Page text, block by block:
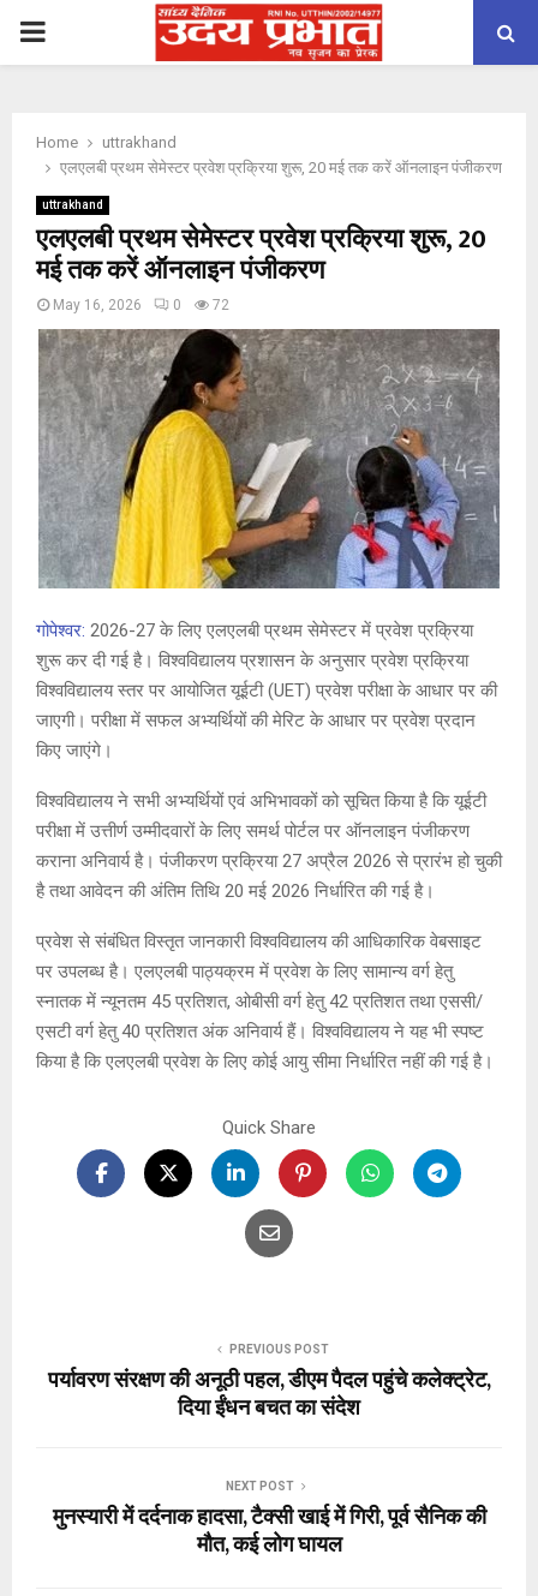
PRIMARY
Home
uttrakhand
एलएलबी प्रथम सेमेस्टर प्रवेश प्रक्रिया शुरू, 20 मई तक करें ऑनलाइन पंजीकरण
uttrakhand
एलएलबी प्रथम सेमेस्टर प्रवेश प्रक्रिया शुरू, 20
मई तक करें ऑनलाइन पंजीकरण
May 16, 2026 0 72
गोपेश्वर: 2026-27 के लिए एलएलबी प्रथम सेमेस्टर में प्रवेश प्रक्रिया
शुरू कर दी गई है। विश्वविद्यालय प्रशासन के अनुसार प्रवेश प्रक्रिया
विश्वविद्यालय स्तर पर आयोजित यूईटी (UET) प्रवेश परीक्षा के आधार पर की
जाएगी। परीक्षा में सफल अभ्यर्थियों की मेरिट के आधार पर प्रवेश प्रदान
किए जाएंगे।
विश्वविद्यालय ने सभी अभ्यर्थियों एवं अभिभावकों को सूचित किया है कि यूईटी
परीक्षा में उत्तीर्ण उम्मीदवारों के लिए समर्थ पोर्टल पर ऑनलाइन पंजीकरण
कराना अनिवार्य है। पंजीकरण प्रक्रिया 27 अप्रैल 2026 से प्रारंभ हो चुकी
है तथा आवेदन की अंतिम तिथि 20 मई 2026 निर्धारित की गई है।
प्रवेश से संबंधित विस्तृत जानकारी विश्वविद्यालय की आधिकारिक वेबसाइट
पर उपलब्ध है। एलएलबी पाठ्यक्रम में प्रवेश के लिए सामान्य वर्ग हेतु
स्नातक में न्यूनतम 45 प्रतिशत, ओबीसी वर्ग हेतु 42 प्रतिशत तथा एससी/
एसटी वर्ग हेतु 40 प्रतिशत अंक अनिवार्य हैं। विश्वविद्यालय ने यह भी स्पष्ट
किया है कि एलएलबी प्रवेश के लिए कोई आयु सीमा निर्धारित नहीं की गई है।
Quick Share
PREVIOUS POST
पर्यावरण संरक्षण की अनूठी पहल, डीएम पैदल पहुंचे कलेक्ट्रेट,
दिया ईंधन बचत का संदेश
NEXT POST
मुनस्यारी में दर्दनाक हादसा, टैक्सी खाई में गिरी, पूर्व सैनिक की
मौत, कई लोग घायल